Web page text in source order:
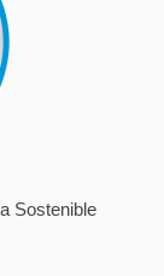
Sostenible